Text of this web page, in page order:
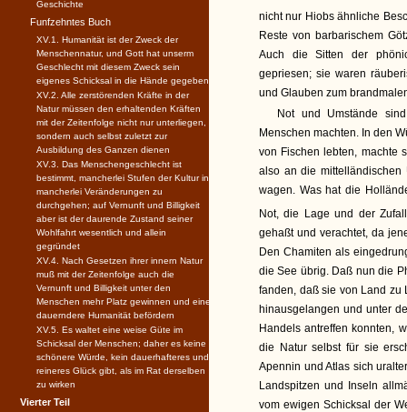
nicht nur Hiobs ähnliche
Reste von barbarischem
Auch die Sitten der
gepriesen; sie waren
und Glauben zum
Not und Umstände
Menschen machten. In den
von Fischen lebten, machte
also an die
wagen. Was hat die
Not, die Lage und der
gehaßt und verachtet, da
Den Chamiten als
die See übrig. Daß nun die
fanden, daß sie von Land zu
hinausgelangen und unter
Handels antreffen konnten,
die Natur selbst für sie
Apennin und Atlas sich
Landspitzen und Inseln
vom ewigen Schicksal der
Geschichte
Funfzehntes Buch
XV.1. Humanität ist der Zweck der
Menschennatur, und Gott hat unserm
Geschlecht mit diesem Zweck sein
eigenes Schicksal in die Hände gegeben
XV.2. Alle zerstörenden Kräfte in der
Natur müssen den erhaltenden Kräften
mit der Zeitenfolge nicht nur unterliegen,
sondern auch selbst zuletzt zur
Ausbildung des Ganzen dienen
XV.3. Das Menschengeschlecht ist
bestimmt, mancherlei Stufen der Kultur in
mancherlei Veränderungen zu
durchgehen; auf Vernunft und Billigkeit
aber ist der daurende Zustand seiner
Wohlfahrt wesentlich und allein
gegründet
XV.4. Nach Gesetzen ihrer innern Natur
muß mit der Zeitenfolge auch die
Vernunft und Billigkeit unter den
Menschen mehr Platz gewinnen und eine
dauerndere Humanität befördern
XV.5. Es waltet eine weise Güte im
Schicksal der Menschen; daher es keine
schönere Würde, kein dauerhafteres und
reineres Glück gibt, als im Rat derselben
zu wirken
Vierter Teil